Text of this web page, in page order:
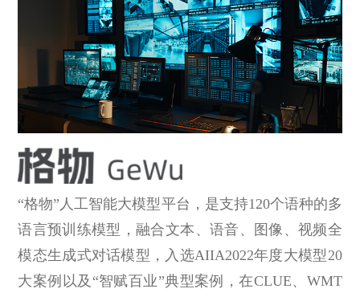
“格物”人工智能大模型平台，是支持120个语种的多
语言预训练模型，融合文本、语音、图像、视频全
模态生成式对话模型，入选AIIA2022年度大模型20
大案例以及“智赋百业”典型案例，在CLUE、WMT